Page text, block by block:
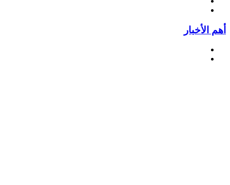
أهم الأخبار